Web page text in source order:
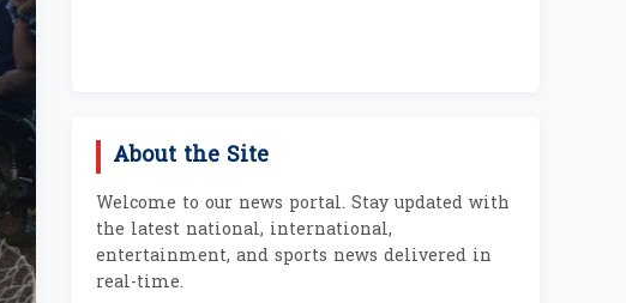
About the Site
Welcome to our news portal. Stay updated with
the latest national, international,
entertainment, and sports news delivered in
real-time.